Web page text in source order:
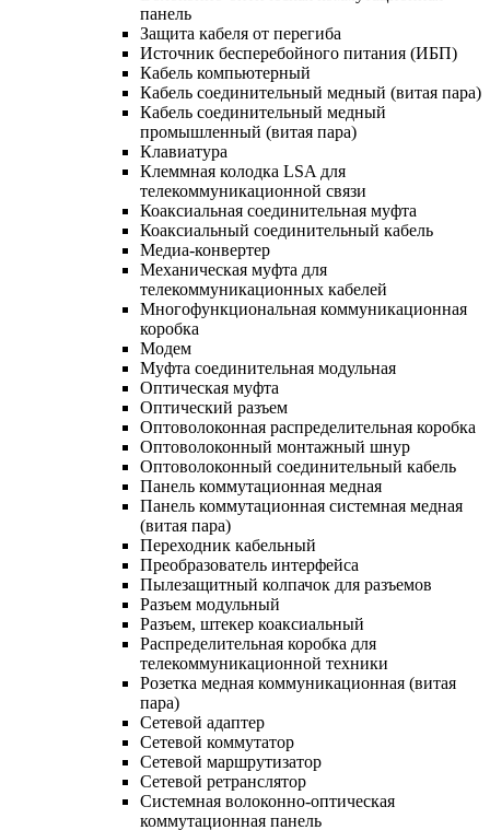
панель
Защита кабеля от перегиба
Источник бесперебойного питания (ИБП)
Кабель компьютерный
Кабель соединительный медный (витая пара)
Кабель соединительный медный
промышленный (витая пара)
Клавиатура
Клеммная колодка LSA для
телекоммуникационной связи
Коаксиальная соединительная муфта
Коаксиальный соединительный кабель
Медиа-конвертер
Механическая муфта для
телекоммуникационных кабелей
Многофункциональная коммуникационная
коробка
Модем
Муфта соединительная модульная
Оптическая муфта
Оптический разъем
Оптоволоконная распределительная коробка
Оптоволоконный монтажный шнур
Оптоволоконный соединительный кабель
Панель коммутационная медная
Панель коммутационная системная медная
(витая пара)
Переходник кабельный
Преобразователь интерфейса
Пылезащитный колпачок для разъемов
Разъем модульный
Разъем, штекер коаксиальный
Распределительная коробка для
телекоммуникационной техники
Розетка медная коммуникационная (витая
пара)
Сетевой адаптер
Сетевой коммутатор
Сетевой маршрутизатор
Сетевой ретранслятор
Системная волоконно-оптическая
коммутационная панель